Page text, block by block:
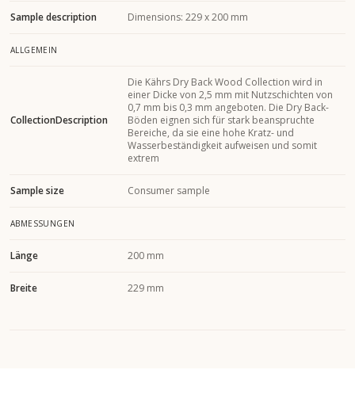
Sample description Dimensions: 229 x 200 mm
ALLGEMEIN
CollectionDescription
Die Kährs Dry Back Wood Collection wird in
einer Dicke von 2,5 mm mit Nutzschichten von
0,7 mm bis 0,3 mm angeboten. Die Dry Back-
Böden eignen sich für stark beanspruchte
Bereiche, da sie eine hohe Kratz- und
Wasserbeständigkeit aufweisen und somit
extrem
Sample size Consumer sample
ABMESSUNGEN
Länge 200 mm
Breite 229 mm